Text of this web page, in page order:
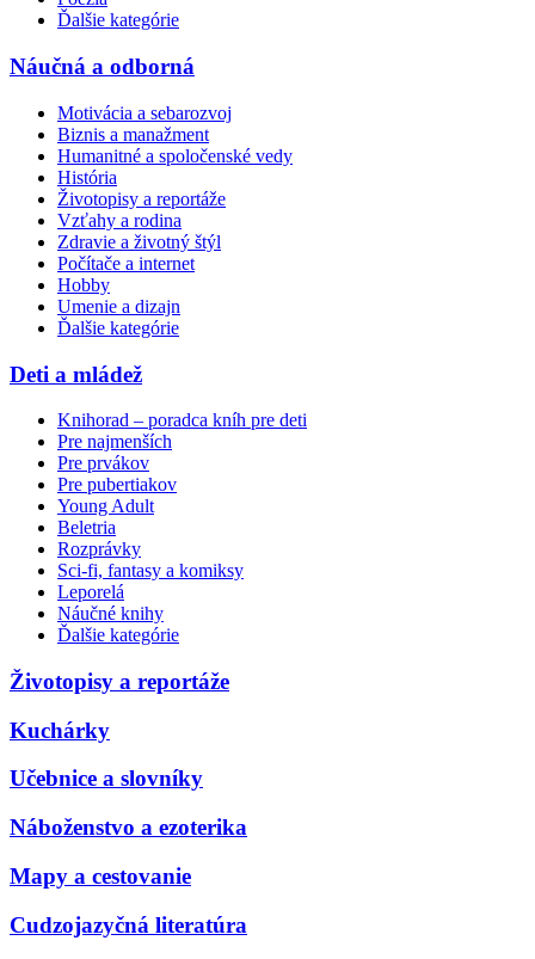
Ďalšie kategórie
Náučná a odborná
Motivácia a sebarozvoj
Biznis a manažment
Humanitné a spoločenské vedy
História
Životopisy a reportáže
Vzťahy a rodina
Zdravie a životný štýl
Počítače a internet
Hobby
Umenie a dizajn
Ďalšie kategórie
Deti a mládež
Knihorad – poradca kníh pre deti
Pre najmenších
Pre prvákov
Pre pubertiakov
Young Adult
Beletria
Rozprávky
Sci-fi, fantasy a komiksy
Leporelá
Náučné knihy
Ďalšie kategórie
Životopisy a reportáže
Kuchárky
Učebnice a slovníky
Náboženstvo a ezoterika
Mapy a cestovanie
Cudzojazyčná literatúra